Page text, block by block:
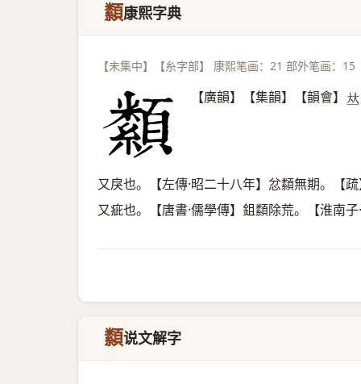
纇康熙字典
【未集中】【糸字部】 康熙笔画：21 部外笔画：15
【廣韻】【集韻】【韻會】 𠀤
又戾也。【左傳·昭二十八年】忿纇無期。【
又疵也。【唐書·儒學傳】鉏纇除荒。【淮南
纇说文解字